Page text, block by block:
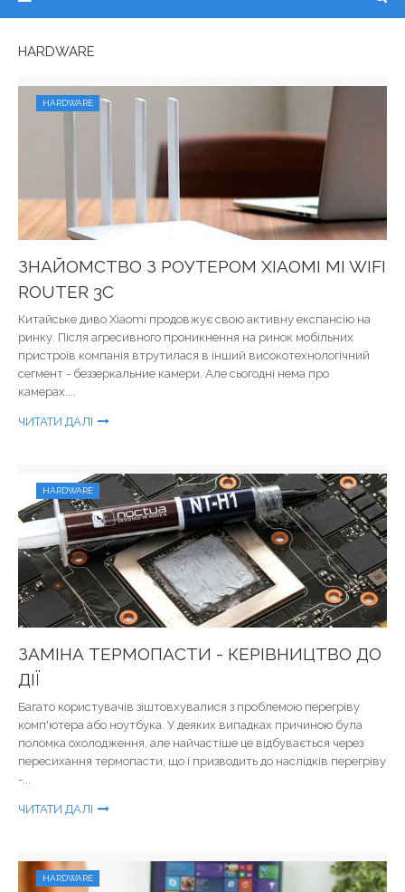
HARDWARE
HARDWARE
ЗНАЙОМСТВО З РОУТЕРОМ XIAOMI MI WIFI
ROUTER 3C
Китайське диво Xiaomi продовжує свою активну експансію на
ринку. Після агресивного проникнення на ринок мобільних
пристроїв компанія втрутилася в інший високотехнологічний
сегмент - беззеркальние камери. Але сьогодні нема про
камерах....
ЧИТАТИ ДАЛІ
HARDWARE
ЗАМІНА ТЕРМОПАСТИ - КЕРІВНИЦТВО ДО
ДІЇ
Багато користувачів зіштовхувалися з проблемою перегріву
комп'ютера або ноутбука. У деяких випадках причиною була
поломка охолодження, але найчастіше це відбувається через
пересихання термопасти, що і призводить до наслідків перегріву
-...
ЧИТАТИ ДАЛІ
HARDWARE